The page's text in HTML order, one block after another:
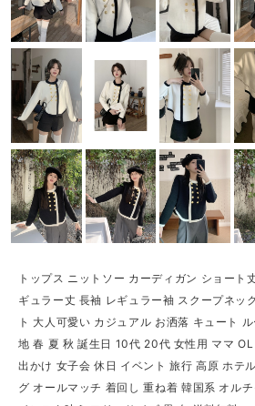
トップス ニットソー カーディガン ショート
ギュラー丈 長袖 レギュラー袖 スクープネッ
ト 大人可愛い カジュアル お洒落 キュート
地 春 夏 秋 誕生日 10代 20代 女性用 ママ
出かけ 女子会 休日 イベント 旅行 高原 ホテ
グ オールマッチ 着回し 重ね着 韓国系 オル